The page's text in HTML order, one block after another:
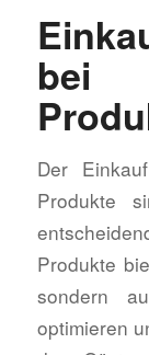
bei
Der
Produkte
Produkte
sondern
optimieren